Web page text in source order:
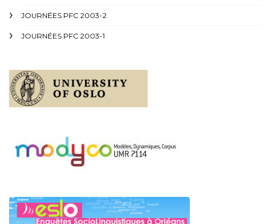
JOURNÉES PFC 2003-2
JOURNÉES PFC 2003-1